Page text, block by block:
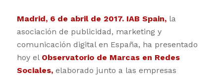
Madrid, 6 de abril de 2017. IAB Spain, la
asociación de publicidad, marketing y
comunicación digital en España, ha presentado
hoy el Observatorio de Marcas en Redes
Sociales, elaborado junto a las empresas